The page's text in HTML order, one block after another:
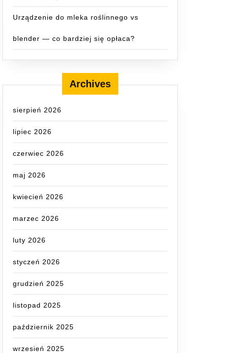
Urządzenie do mleka roślinnego vs
blender — co bardziej się opłaca?
Archives
sierpień 2026
lipiec 2026
czerwiec 2026
maj 2026
kwiecień 2026
marzec 2026
luty 2026
styczeń 2026
grudzień 2025
listopad 2025
październik 2025
wrzesień 2025